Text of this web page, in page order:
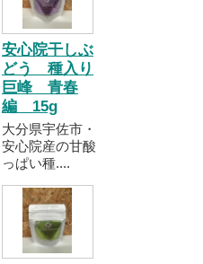
安心院干しぶ
どう 種入り
巨峰 青春
編 15g
大分県宇佐市・
安心院産の甘酸
っぱい種....